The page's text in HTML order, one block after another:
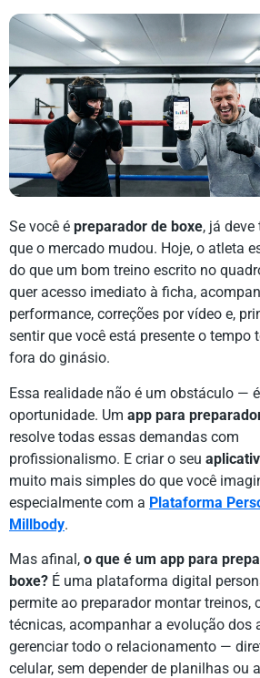
Se você é preparador de boxe, já deve
que o mercado mudou. Hoje, o atleta
do que um bom treino escrito no
quer acesso imediato à ficha,
performance, correções por vídeo e,
sentir que você está presente o tempo
fora do ginásio.
Essa realidade não é um obstáculo —
oportunidade. Um app para
resolve todas essas demandas com
profissionalismo. E criar o seu
muito mais simples do que você
especialmente com a Plataforma
Millbody.
Mas afinal, o que é um app para
boxe? É uma plataforma digital
permite ao preparador montar treinos,
técnicas, acompanhar a evolução dos
gerenciar todo o relacionamento —
celular, sem depender de planilhas ou